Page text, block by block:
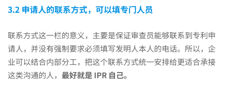
3.2 申请人的联系方式，可以填专门人员
联系方式这一栏的意义，主要是保证审查员能够联系到专利申
请人，并没有强制要求必须填写发明人本人的电话。所以，企
业可以结合内部分工，把这个联系方式统一安排给更适合承接
这类沟通的人， 最好就是 IPR 自己。